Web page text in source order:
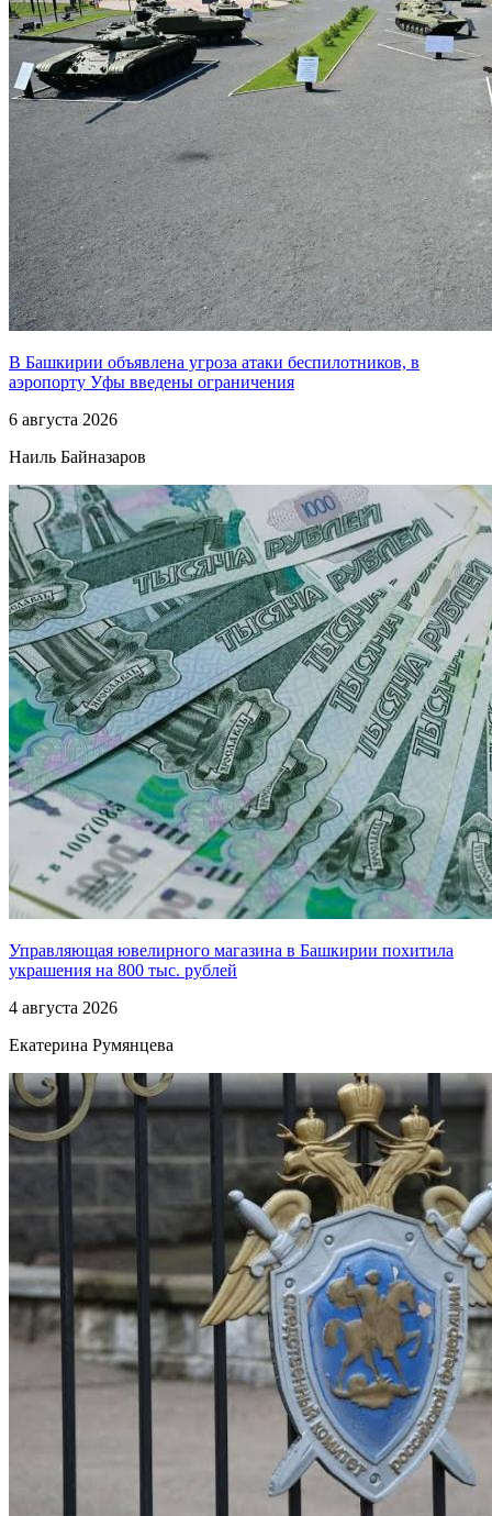
В Башкирии объявлена угроза атаки беспилотников, в
аэропорту Уфы введены ограничения
6 августа 2026
Наиль Байназаров
Управляющая ювелирного магазина в Башкирии похитила
украшения на 800 тыс. рублей
4 августа 2026
Екатерина Румянцева